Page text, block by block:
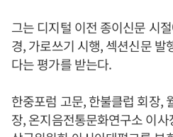
그는 디지털 이전 종이신문 시
경, 가로쓰기 시행, 섹션신문 발
다는 평가를 받는다.
한중포럼 고문, 한불클럽 회장,
장, 온지음전통문화연구소 이